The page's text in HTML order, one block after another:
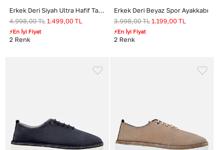
Erkek Deri Siyah Ultra Hafif Tabanlı Spor Ayakkabı
4.998,00TL 1.499,00 TL
⚡En İyi Fiyat
2 Renk
Erkek Deri Beyaz Spor Ayakkabı
3.998,00TL1.199,00 TL
⚡En İyi Fiyat
2 Renk